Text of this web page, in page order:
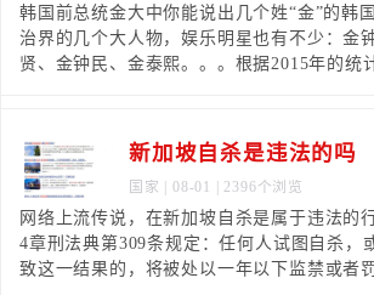
韩国前总统金大中你能说出几个姓“金”的
治界的几个大人物，娱乐明星也有不少：金
贤、金钟民、金泰熙。。。根据2015年的统
新加坡自杀是违法的吗
国家 | 08-01 | 2396个浏览
网络上流传说，在新加坡自杀是属于违法的
4章刑法典第309条规定：任何人试图自杀，
致这一结果的，将被处以一年以下监禁或者